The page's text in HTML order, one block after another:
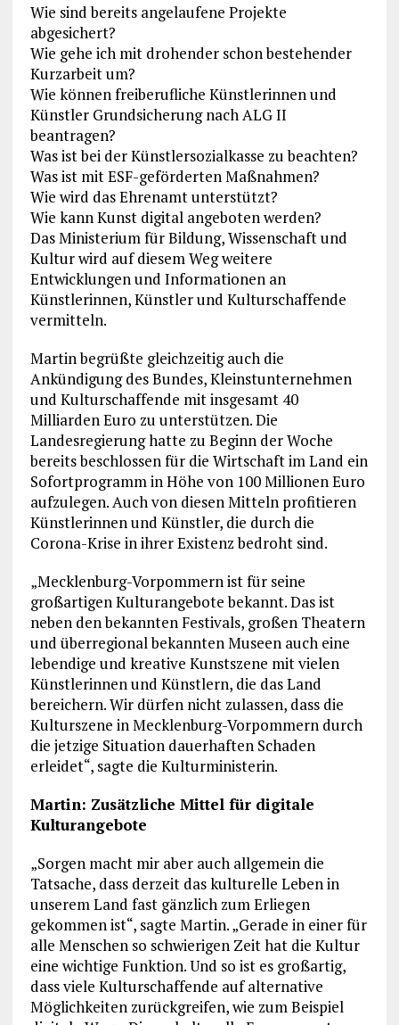
Wie sind bereits angelaufene Projekte
abgesichert?
Wie gehe ich mit drohender schon bestehender
Kurzarbeit um?
Wie können freiberufliche Künstlerinnen und
Künstler Grundsicherung nach ALG II
beantragen?
Was ist bei der Künstlersozialkasse zu beachten?
Was ist mit ESF-geförderten Maßnahmen?
Wie wird das Ehrenamt unterstützt?
Wie kann Kunst digital angeboten werden?
Das Ministerium für Bildung, Wissenschaft und
Kultur wird auf diesem Weg weitere
Entwicklungen und Informationen an
Künstlerinnen, Künstler und Kulturschaffende
vermitteln.
Martin begrüßte gleichzeitig auch die
Ankündigung des Bundes, Kleinstunternehmen
und Kulturschaffende mit insgesamt 40
Milliarden Euro zu unterstützen. Die
Landesregierung hatte zu Beginn der Woche
bereits beschlossen für die Wirtschaft im Land ein
Sofortprogramm in Höhe von 100 Millionen Euro
aufzulegen. Auch von diesen Mitteln profitieren
Künstlerinnen und Künstler, die durch die
Corona-Krise in ihrer Existenz bedroht sind.
„Mecklenburg-Vorpommern ist für seine
großartigen Kulturangebote bekannt. Das ist
neben den bekannten Festivals, großen Theatern
und überregional bekannten Museen auch eine
lebendige und kreative Kunstszene mit vielen
Künstlerinnen und Künstlern, die das Land
bereichern. Wir dürfen nicht zulassen, dass die
Kulturszene in Mecklenburg-Vorpommern durch
die jetzige Situation dauerhaften Schaden
erleidet“, sagte die Kulturministerin.
Martin: Zusätzliche Mittel für digitale
Kulturangebote
„Sorgen macht mir aber auch allgemein die
Tatsache, dass derzeit das kulturelle Leben in
unserem Land fast gänzlich zum Erliegen
gekommen ist“, sagte Martin. „Gerade in einer für
alle Menschen so schwierigen Zeit hat die Kultur
eine wichtige Funktion. Und so ist es großartig,
dass viele Kulturschaffende auf alternative
Möglichkeiten zurückgreifen, wie zum Beispiel